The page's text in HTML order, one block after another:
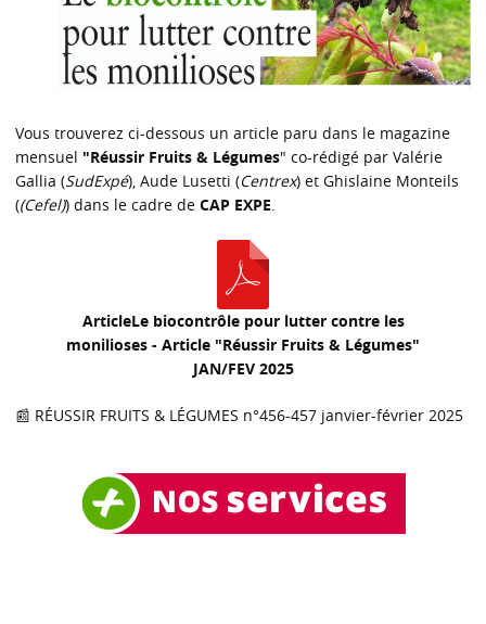
Vous trouverez ci-dessous un article paru dans le magazine
mensuel "Réussir Fruits & Légumes" co-rédigé par Valérie
Gallia (SudExpé), Aude Lusetti (Centrex) et Ghislaine Monteils
((Cefel)) dans le cadre de CAP EXPE
ArticleLe biocontrôle pour lutter contre les
monilioses - Article "Réussir Fruits & Légumes"
JAN/FEV 2025
📰 RÉUSSIR FRUITS & LÉGUMES n°456-457 janvier-février 2025